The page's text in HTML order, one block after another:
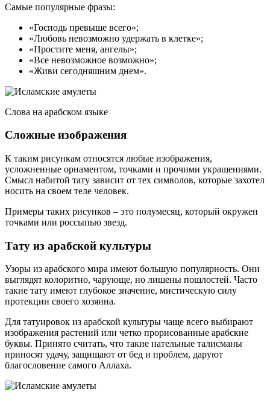
Самые популярные фразы:
«Господь превыше всего»;
«Любовь невозможно удержать в клетке»;
«Простите меня, ангелы»;
«Все невозможное возможно»;
«Живи сегодняшним днем».
Слова на арабском языке
Сложные изображения
К таким рисункам относятся любые изображения,
усложненные орнаментом, точками и прочими украшениями.
Смысл набитой тату зависит от тех символов, которые захотел
носить на своем теле человек.
Примеры таких рисунков – это полумесяц, который окружен
точками или россыпью звезд.
Тату из арабской культуры
Узоры из арабского мира имеют большую популярность. Они
выглядят колоритно, чарующе, но лишены пошлостей. Часто
такие тату имеют глубокое значение, мистическую силу
протекции своего хозяина.
Для татуировок из арабской культуры чаще всего выбирают
изображения растений или четко прорисованные арабские
буквы. Принято считать, что такие нательные талисманы
приносят удачу, защищают от бед и проблем, даруют
благословение самого Аллаха.